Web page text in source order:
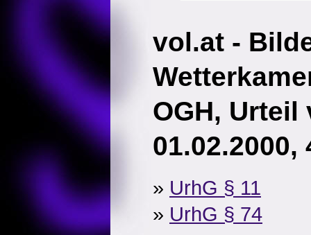
vol.at -
OGH, Urteil
01.02.2000,
» UrhG § 11
» UrhG § 74